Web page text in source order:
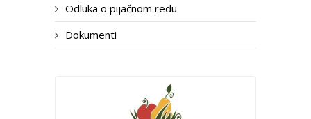
Odluka o pijačnom redu
Dokumenti